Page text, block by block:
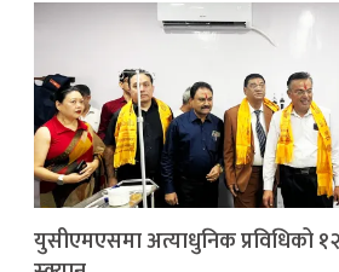
युसीएमएसमा अत्याधुनिक प्रविधिको